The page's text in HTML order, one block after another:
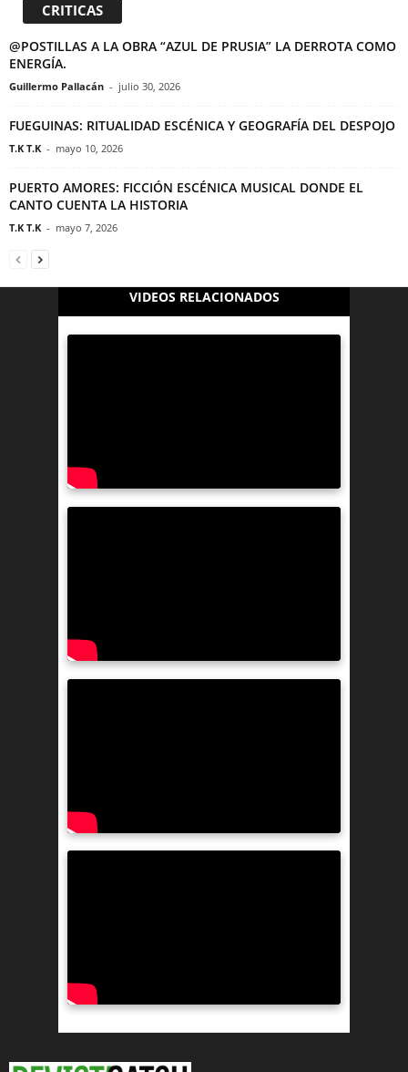
CRITICAS
@POSTILLAS A LA OBRA “AZUL DE PRUSIA” LA DERROTA COMO
ENERGÍA.
Guillermo Pallacán - julio 30, 2026
FUEGUINAS: RITUALIDAD ESCÉNICA Y GEOGRAFÍA DEL DESPOJO
T.K T.K - mayo 10, 2026
PUERTO AMORES: FICCIÓN ESCÉNICA MUSICAL DONDE EL
CANTO CUENTA LA HISTORIA
T.K T.K - mayo 7, 2026
VIDEOS RELACIONADOS